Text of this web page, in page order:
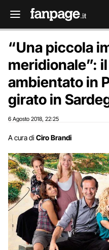
“Una piccola
meridionale”:
ambientato in
girato in
6 Agosto 2018 22:25
A cura di Ciro Brandi